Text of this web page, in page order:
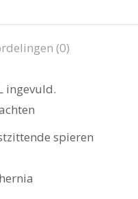
(0)
ingevuld.
spieren